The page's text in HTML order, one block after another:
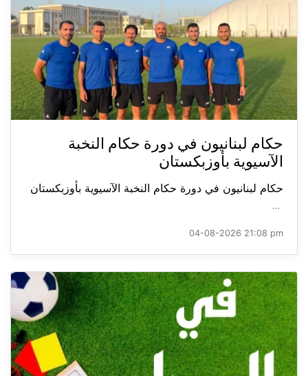
حكام لبنانيون في دورة حكام النخبة
الآسيوية بأوزبكستان
حكام لبنانيون في دورة حكام النخبة الآسيوية بأوزبكستان
...
04-08-2026 21:08 pm